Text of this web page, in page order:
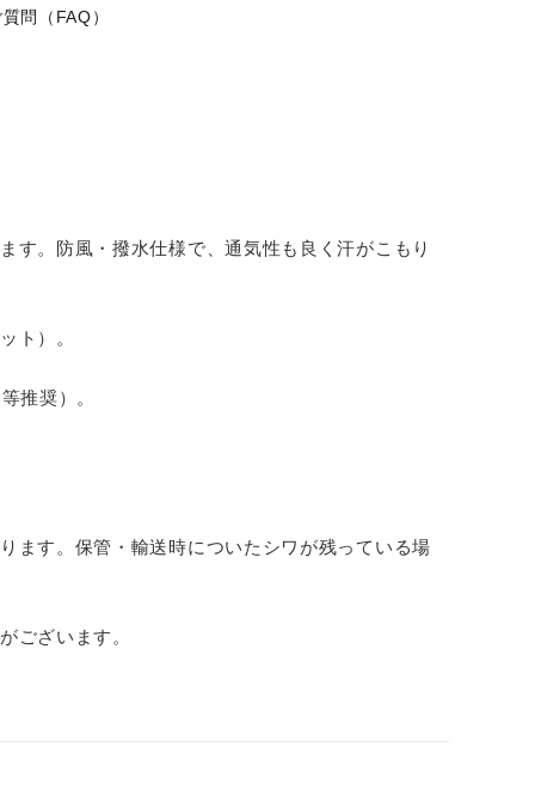
問（FAQ）
す。防風・撥水仕様で、通気性も良く汗がこもり
ト）。
推奨）。
ます。保管・輸送時についたシワが残っている場
ございます。